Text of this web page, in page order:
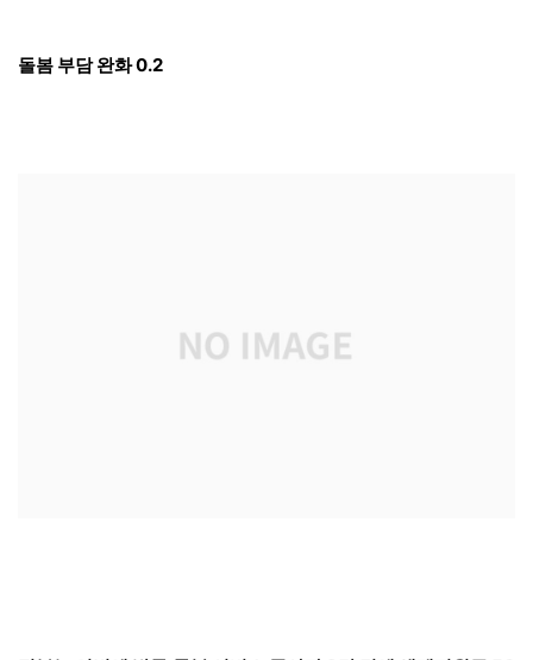
돌봄 부담 완화 0.2